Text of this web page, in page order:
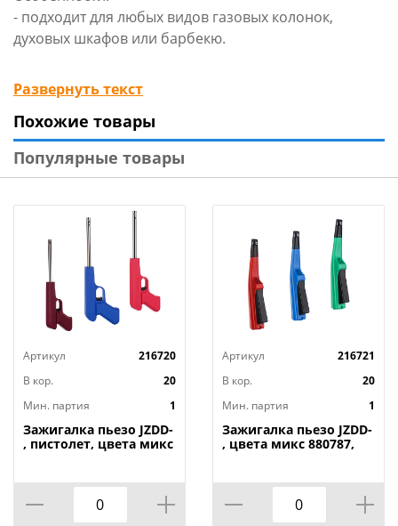
- подходит для любых видов газовых колонок,
духовых шкафов или барбекю.
Технические характеристики:
Габариты: 0,283 х 0,069 х 0,02 мм
Вид упаковки: блистер
Цвет: красная
Бренд: HomeStar
Развернуть текст
Похожие товары
Популярные товары
Артикул
216720
В кор.
20
Мин. партия
1
Зажигалка пьезо JZDD-
, пистолет, цвета микс
Артикул
216721
В кор.
20
Мин. партия
1
Зажигалка пьезо JZDD-
, цвета микс 880787,